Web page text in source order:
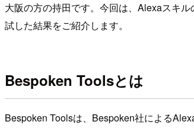
大阪の方の持田です。今回は、Alexaスキ
試した結果をご紹介します。
Bespoken Toolsとは
Bespoken Toolsは、Bespoken社による